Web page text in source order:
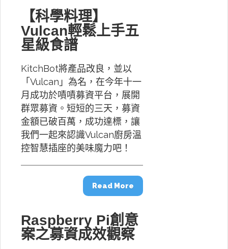
【科學料理】
Vulcan輕鬆上手五
星級食譜
KitchBot將產品改良，並以
「Vulcan」為名，在今年十一
月成功於嘖嘖募資平台，展開
群眾募資。短短的三天，募資
金額已破百萬，成功達標，讓
我們一起來認識Vulcan廚房溫
控智慧插座的美味魔力吧！
Read More
Raspberry Pi創意
案之募資成效觀察